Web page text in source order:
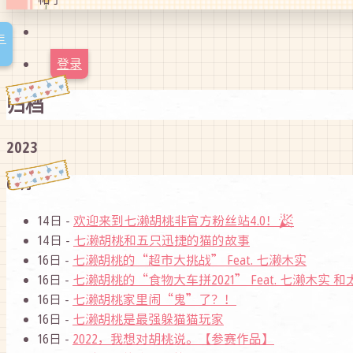
登录
归档
2023
06月
14日 - 欢迎来到七濑胡桃非官方粉丝站4.0！🎉
14日 - 七濑胡桃和五只迅捷的猫的故事
16日 - 七濑胡桃的“超市大挑战” Feat. 七濑木实
16日 - 七濑胡桃的“食物大车拼2021” Feat. 七濑木实 和
16日 - 七濑胡桃家里闹“鬼”了？！
16日 - 七濑胡桃是最强躲猫猫玩家
16日 - 2022，我想对胡桃说。【参赛作品】